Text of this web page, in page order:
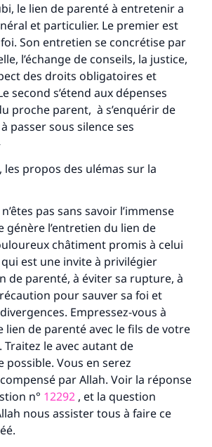
le lien de parenté à entretenir a
et particulier. Le premier est
Son entretien se concrétise par
l’échange de conseils, la justice,
des droits obligatoires et
second s’étend aux dépenses
proche parent, à s’enquérir de
passer sous silence ses
les propos des ulémas sur la
pas sans savoir l’immense
génère l’entretien du lien de
châtiment promis à celui
est une invite à privilégier
de parenté, à éviter sa rupture, à
pour sauver sa foi et
Empressez-vous à
lien de parenté avec le fils de votre
le avec autant de
possible. Vous en serez
par Allah. Voir la réponse
n° 12292 , et la question
nous assister tous à faire ce